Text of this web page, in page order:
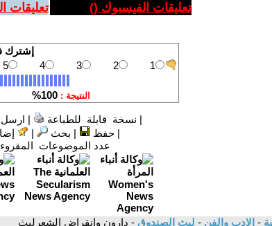
تعليقات الفيسبوك () تعليقات
| نسخة قابلة للطباعة |
|حفظ | بحث |
عدد الموضوعات
- الادب والفن - ليث الصندوق - دارون وانقراض الشِعرليث